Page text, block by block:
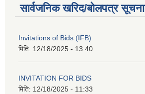
सार्वजनिक खरिद/बोलपत्र सूचना
Invitations of Bids (IFB)
मिति: 12/18/2025 - 13:40
INVITATION FOR BIDS
मिति: 12/18/2025 - 11:33